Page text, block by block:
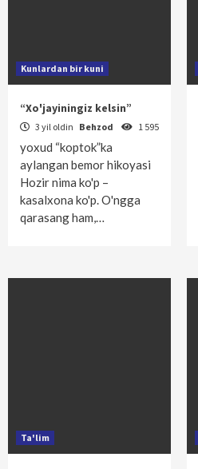
Kunlardan bir kuni
“Xo'jayiningiz kelsin”
3 yil oldin Behzod 1 595
yoxud “koptok”ka
aylangan bemor hikoyasi
Hozir nima ko'p –
kasalxona ko'p. O'ngga
qarasang ham,…
Ta'lim